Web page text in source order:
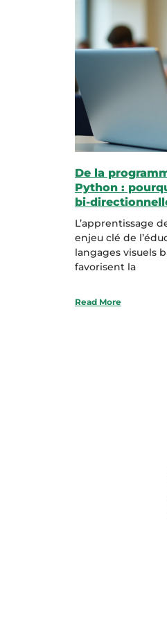
De la
Python :
bi-
L’apprentissage
enjeu clé de
langages visuels
favorisent la
Read More